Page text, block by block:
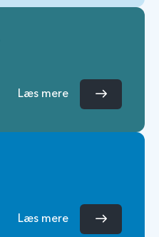
Læs mere
Læs mere